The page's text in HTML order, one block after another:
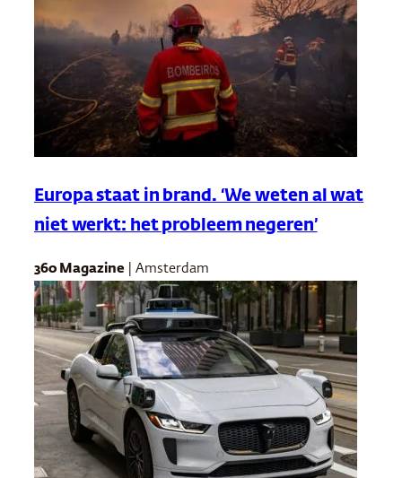
Europa staat in brand. ‘We weten al wat
niet werkt: het probleem negeren’
360 Magazine | Amsterdam